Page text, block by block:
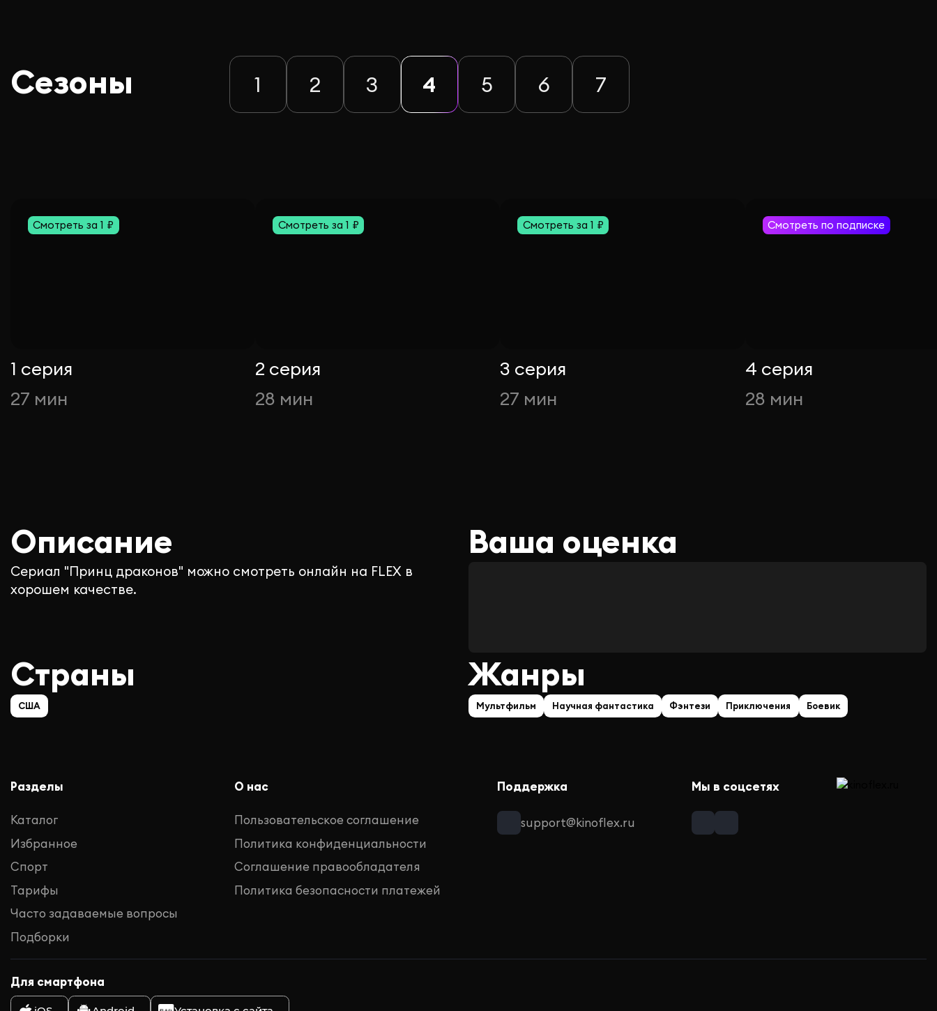
Сезоны 1 2 3 4 5 6 7
Смотреть за 1 ₽
1 серия
27 мин
Смотреть за 1 ₽
2 серия
28 мин
Смотреть за 1 ₽
3 серия
27 мин
Смотреть по подписке
4 серия
28 мин
Описание
Сериал "Принц драконов" можно смотреть онлайн на FLEX в
хорошем качестве.
Ваша оценка
Страны
США
Жанры
Мультфильм Научная фантастика Фэнтези Приключения Боевик
Разделы
Каталог
Избранное
Спорт
Тарифы
Часто задаваемые вопросы
Подборки
О нас
Пользовательское соглашение
Политика конфиденциальности
Соглашение правообладателя
Политика безопасности платежей
Поддержка
support@kinoflex.ru
Мы в соцсетях
Для смартфона